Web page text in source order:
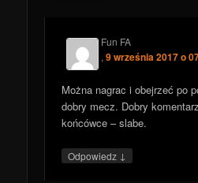
Fun FA
,9 września 2017 o
Można nagrac i obejrzeć po
dobry mecz. Dobry
końcówce – slabe.
Odpowiedz ↓